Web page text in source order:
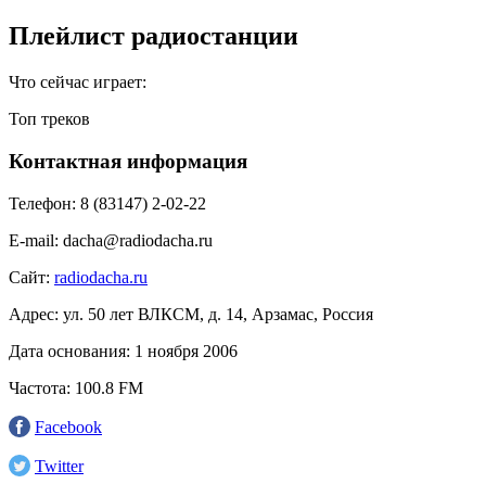
Плейлист радиостанции
Что сейчас играет:
Топ треков
Контактная информация
Телефон: 8 (83147) 2-02-22
E-mail: dacha@radiodacha.ru
Сайт: radiodacha.ru
Адрес: ул. 50 лет ВЛКСМ, д. 14, Арзамас, Россия
Дата основания: 1 ноября 2006
Частота: 100.8 FM
Facebook
Twitter